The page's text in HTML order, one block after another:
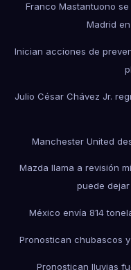
Franco Mastantuono
Madrid
Inician acciones de
Julio César Chávez Jr.
Manchester United
Mazda llama a revisión
puede
México envía 814
Pronostican chubascos
Pronostican lluvias